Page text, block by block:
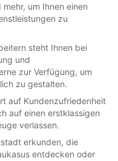
um Ihnen einen
zu
steht Ihnen bei
und
zur Verfügung, um
zu gestalten.
auf Kundenzufriedenheit
auf einen erstklassigen
verlassen.
erkunden, die
entdecken oder